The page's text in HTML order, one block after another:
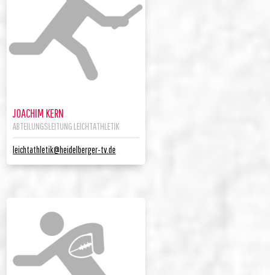
JOACHIM KERN
ABTEILUNGSLEITUNG LEICHTATHLETIK
leichtathletik@heidelberger-tv.de